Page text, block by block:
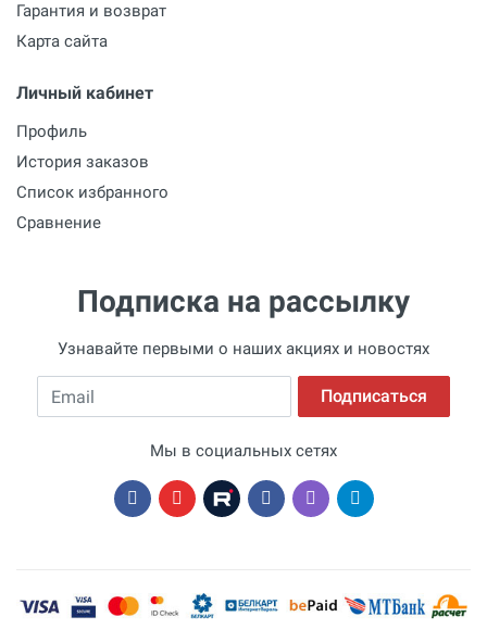
Гарантия и возврат
Карта сайта
Личный кабинет
Профиль
История заказов
Список избранного
Сравнение
Подписка на рассылку
Узнавайте первыми о наших акциях и новостях
Email Подписаться
Мы в социальных сетях